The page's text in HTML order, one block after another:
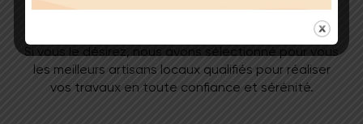
Pose complète
Si vous le désirez, nous avons sélectionné pour vous
les meilleurs artisans locaux qualifiés pour réaliser
vos travaux en toute confiance et sérénité.